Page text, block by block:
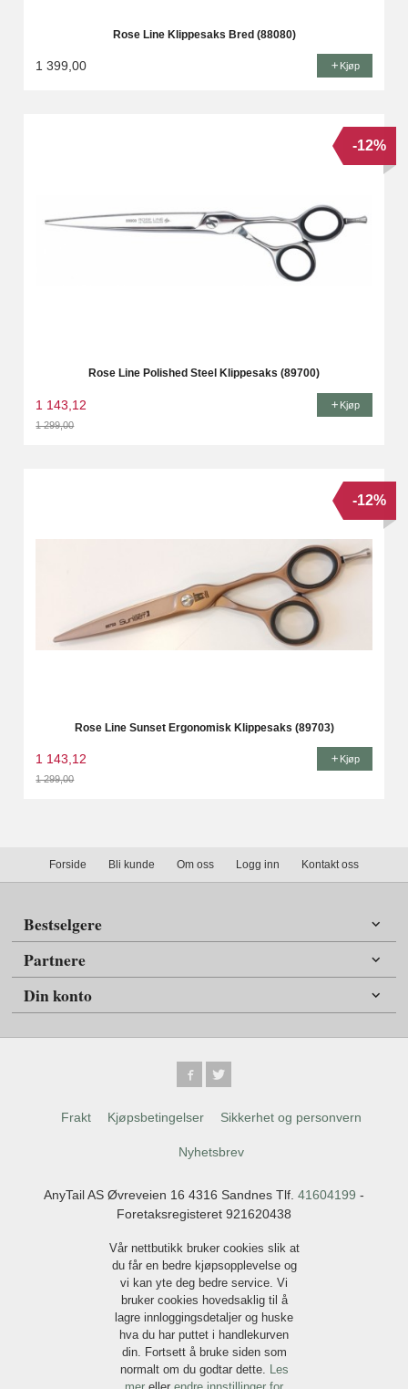
Rose Line Klippesaks Bred (88080)
1 399,00 Kjøp
Rose Line Polished Steel Klippesaks (89700)
1 143,12
1 299,00
-12%
Kjøp
Rose Line Sunset Ergonomisk Klippesaks (89703)
1 143,12
1 299,00
-12%
Kjøp
Forside Bli kunde Om oss Logg inn Kontakt oss
Bestselgere
Partnere
Din konto
Frakt Kjøpsbetingelser Sikkerhet og personvern
Nyhetsbrev
AnyTail AS Øvreveien 16 4316 Sandnes Tlf. 41604199 -
Foretaksregisteret 921620438
Vår nettbutikk bruker cookies slik at
du får en bedre kjøpsopplevelse og
vi kan yte deg bedre service. Vi
bruker cookies hovedsaklig til å
lagre innloggingsdetaljer og huske
hva du har puttet i handlekurven
din. Fortsett å bruke siden som
normalt om du godtar dette. Les